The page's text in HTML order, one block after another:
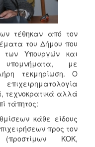
τέθηκαν από τον
του Δήμου που
των Υπουργών και
υπομνήματα, με
τεκμηρίωση. Ο
τεχνοκρατικά αλλά
τάπητος:
κάθε είδους
προς τον
ΚΟΚ,